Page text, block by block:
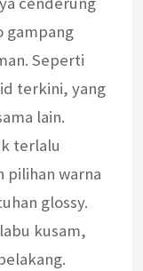
gampang
Seperti
terkini, yang
lain.
terlalu
pilihan warna
glossy.
kusam,